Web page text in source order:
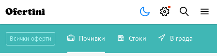
Ofertini
Всички оферти Почивки Стоки В града